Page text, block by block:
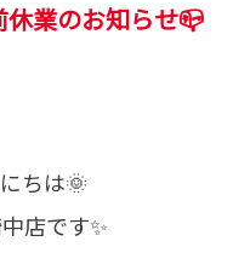
休業のお知らせ📪
ちは🌞
店です✨